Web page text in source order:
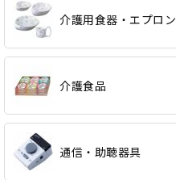
介護用食器・エプロン
介護食品
通信・助聴器具